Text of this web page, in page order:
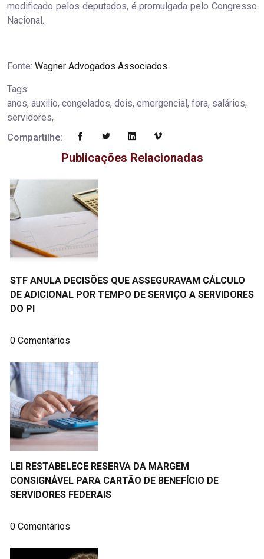
modificado pelos deputados, é promulgada pelo Congresso
Nacional.
Fonte: Wagner Advogados Associados
Tags:
anos, auxilio, congelados, dois, emergencial, fora, salários,
servidores,
Compartilhe:
Publicações Relacionadas
STF ANULA DECISÕES QUE ASSEGURAVAM CÁLCULO
DE ADICIONAL POR TEMPO DE SERVIÇO A SERVIDORES
DO PI
0 Comentários
LEI RESTABELECE RESERVA DA MARGEM
CONSIGNÁVEL PARA CARTÃO DE BENEFÍCIO DE
SERVIDORES FEDERAIS
0 Comentários